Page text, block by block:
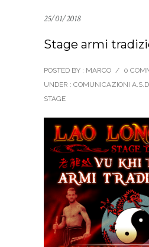
25/01/2018
Stage armi
POSTED BY : MARCO / 0
UNDER : COMUNICAZIONI
STAGE